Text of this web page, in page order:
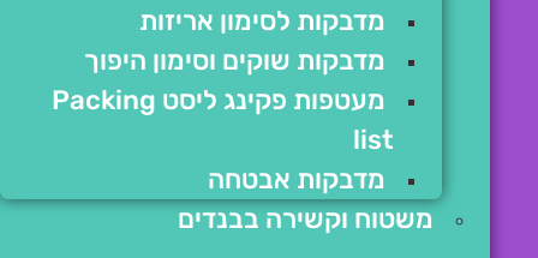
מדבקות לסימון אריזות
מדבקות שוקים וסימון היפוך
מעטפות פקינג ליסט Packing
list
מדבקות אבטחה
משטוח וקשירה בבנדים